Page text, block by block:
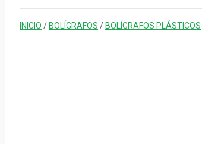
INICIO / BOLÍGRAFOS / BOLÍGRAFOS PLÁSTICOS